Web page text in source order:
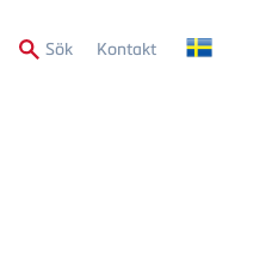
SökSecondary
Kontakt